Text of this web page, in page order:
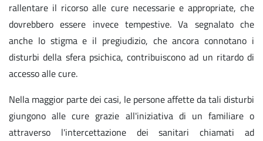
rallentare il ricorso alle cure necessarie e appropriate, che
dovrebbero essere invece tempestive. Va segnalato che
anche lo stigma e il pregiudizio, che ancora connotano i
disturbi della sfera psichica, contribuiscono ad un ritardo di
accesso alle cure.
Nella maggior parte dei casi, le persone affette da tali disturbi
giungono alle cure grazie all'iniziativa di un familiare o
attraverso l'intercettazione dei sanitari chiamati ad